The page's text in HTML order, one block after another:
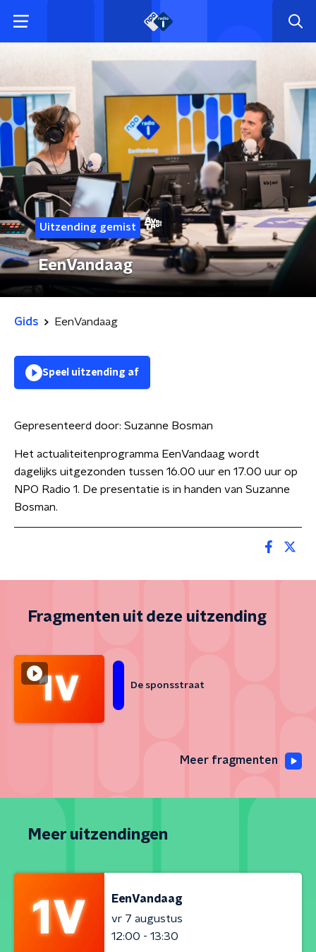
Uitzending gemist
EenVandaag
Gids EenVandaag
Speel uitzending af
Gepresenteerd door: Suzanne Bosman
Het actualiteitenprogramma EenVandaag wordt
dagelijks uitgezonden tussen 16.00 uur en 17.00 uur op
NPO Radio 1. De presentatie is in handen van Suzanne
Bosman.
Fragmenten uit deze uitzending
De sponsstraat
Meer fragmenten
Meer uitzendingen
EenVandaag
vr 7 augustus
12:00 - 13:30